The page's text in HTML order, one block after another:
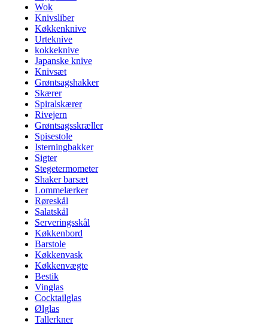
Wok
Knivsliber
Køkkenknive
Urteknive
kokkeknive
Japanske knive
Knivsæt
Grøntsagshakker
Skærer
Spiralskærer
Rivejern
Grøntsagsskræller
Spisestole
Isterningbakker
Sigter
Stegetermometer
Shaker barsæt
Lommelærker
Røreskål
Salatskål
Serveringsskål
Køkkenbord
Barstole
Køkkenvask
Køkkenvægte
Bestik
Vinglas
Cocktailglas
Ølglas
Tallerkner